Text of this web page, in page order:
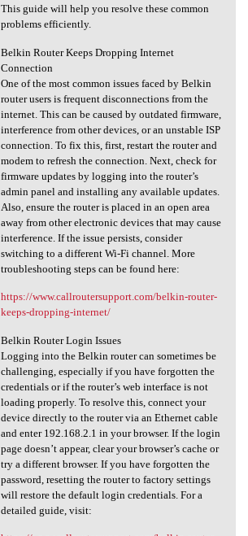
This guide will help you resolve these common
problems efficiently.
Belkin Router Keeps Dropping Internet
Connection
One of the most common issues faced by Belkin
router users is frequent disconnections from the
internet. This can be caused by outdated firmware,
interference from other devices, or an unstable ISP
connection. To fix this, first, restart the router and
modem to refresh the connection. Next, check for
firmware updates by logging into the router’s
admin panel and installing any available updates.
Also, ensure the router is placed in an open area
away from other electronic devices that may cause
interference. If the issue persists, consider
switching to a different Wi-Fi channel. More
troubleshooting steps can be found here:
https://www.callroutersupport.com/belkin-router-
keeps-dropping-internet/
Belkin Router Login Issues
Logging into the Belkin router can sometimes be
challenging, especially if you have forgotten the
credentials or if the router’s web interface is not
loading properly. To resolve this, connect your
device directly to the router via an Ethernet cable
and enter 192.168.2.1 in your browser. If the login
page doesn’t appear, clear your browser’s cache or
try a different browser. If you have forgotten the
password, resetting the router to factory settings
will restore the default login credentials. For a
detailed guide, visit: